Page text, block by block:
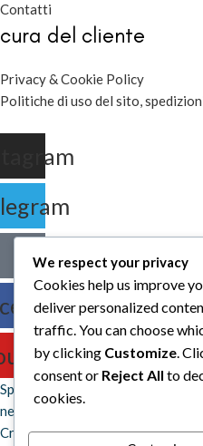
Contatti
cura del cliente
Privacy & Cookie Policy
Politiche di uso del sito,
Space Otter Publishing è uno
nel 2022 che realizza giochi da
Creiamo esperienze che
We respect your privacy
Cookies help us improve
deliver personalized
traffic. You can choose
by clicking Customize.
consent or Reject All to
cookies.